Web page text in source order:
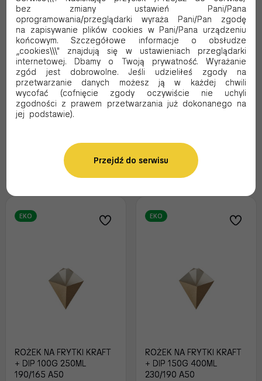
ROŻEK NA FRYTKI
BELGIJSKIE KRAFT 500 ML
300/175
Kod produktu:RK500
51.25 PLN Brutto
41.67 PLN Netto
Dodaj do koszyka
ROŻEK NA FRYTKI
BELGIJSKIE KRAFT 900 ML
350/200
Kod produktu:RK900
56.37 PLN Brutto
Oczekujemy dostawy
EKO
ROŻEK NA FRYTKI KRAFT
+ DIP 100G 250ML
190/165 A50
EKO
ROŻEK NA FRYTKI KRAFT
+ DIP 150G 400ML
230/190 A50
bez zmiany ustawień Pani/Pana
oprogramowania/przeglądarki wyraża Pani/Pan zgodę
na zapisywanie plików cookies w Pani/Pana urządzeniu
końcowym. Szczegółowe informacje o obsłudze
„cookies\\\" znajdują się w ustawieniach przeglądarki
internetowej. Dbamy o Twoją prywatność. Wyrażanie
zgód jest dobrowolne. Jeśli udzieliłeś zgody na
przetwarzanie danych możesz ją w każdej chwili
wycofać (cofnięcie zgody oczywiście nie uchyli
zgodności z prawem przetwarzania już dokonanego na
jej podstawie).
Przejdź do serwisu